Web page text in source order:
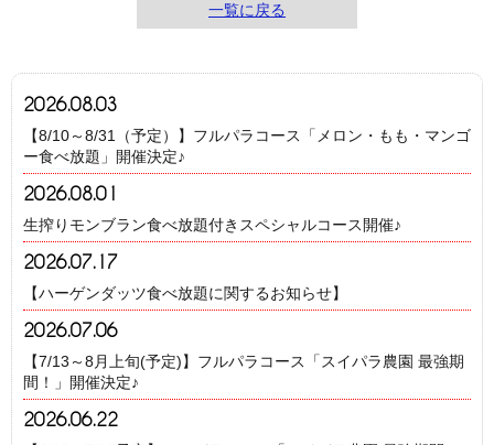
2026.08.03
【8/10～8/31（予定）】フルパラコース「メロン・もも・マンゴ
ー食べ放題」開催決定♪
2026.08.01
生搾りモンブラン食べ放題付きスペシャルコース開催♪
2026.07.17
【ハーゲンダッツ食べ放題に関するお知らせ】
2026.07.06
【7/13～8月上旬(予定)】フルパラコース「スイパラ農園 最強期
間！」開催決定♪
2026.06.22
一覧に戻る